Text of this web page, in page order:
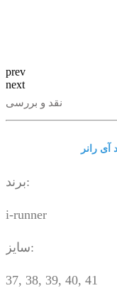
prev
next
نقد و بررسی
برند:
i-runner
سایز:
37, 38, 39, 40, 41